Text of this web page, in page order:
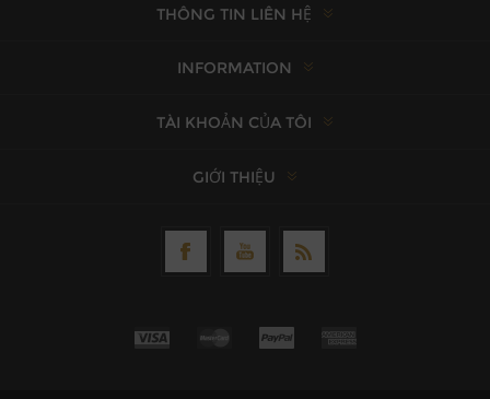
THÔNG TIN LIÊN HỆ
INFORMATION
TÀI KHOẢN CỦA TÔI
GIỚI THIỆU